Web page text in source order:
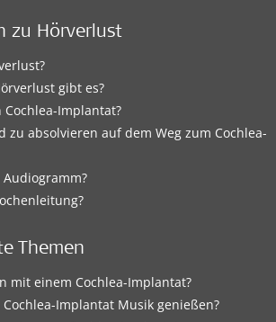
zu Hörverlust
gibt es?
Implantat?
zu absolvieren auf dem Weg zum Cochlea-
Themen
mit einem Cochlea-Implantat?
Implantat Musik genießen?